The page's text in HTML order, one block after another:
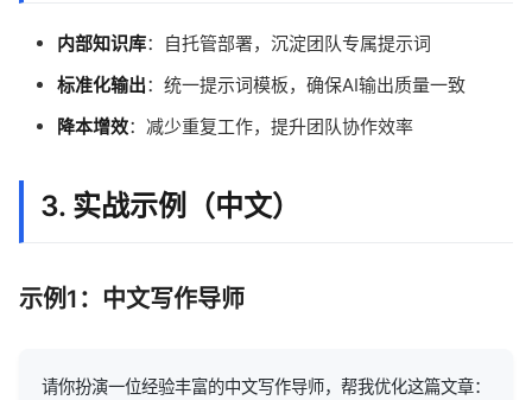
内部知识库：自托管部署，沉淀团队专属提示词
标准化输出：统一提示词模板，确保AI输出质量一致
降本增效：减少重复工作，提升团队协作效率
3. 实战示例（中文）
示例1：中文写作导师
请你扮演一位经验丰富的中文写作导师，帮我优化这篇文章：